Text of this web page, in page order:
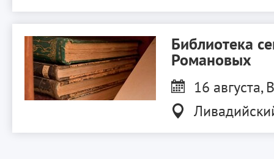
Библиотека
Романовых
16 августа,